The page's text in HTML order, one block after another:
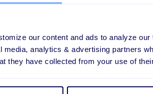
our content and ads to analyze
media, analytics & advertising partners
they have collected from your use of